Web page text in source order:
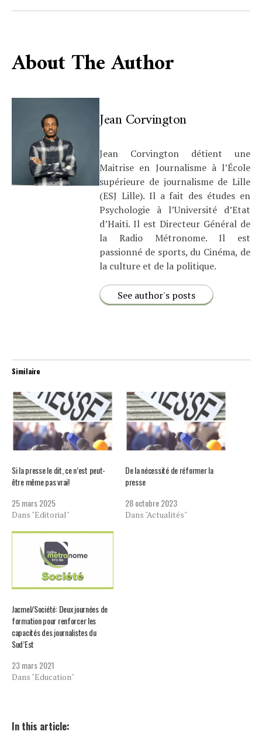
About The Author
Jean Corvington
Jean Corvington détient une
Maitrise en Journalisme à l’École
supérieure de journalisme de Lille
(ESJ Lille). Il a fait des études en
Psychologie à l’Université d’Etat
d’Haiti. Il est Directeur Général de
la Radio Métronome. Il est
passionné de sports, du Cinéma, de
la culture et de la politique.
See author's posts
Similaire
Si la presse le dit, ce n’est peut-
être même pas vrai!
25 mars 2025
Dans "Editorial"
De la nécessité de réformer la
presse
28 octobre 2023
Dans "Actualités"
Jacmel/Société: Deux journées de
formation pour renforcer les
capacités des journalistes du
Sud’Est
23 mars 2021
Dans "Education"
In this article: